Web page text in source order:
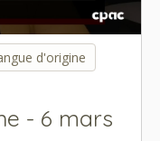
d'origine
- 6 mars